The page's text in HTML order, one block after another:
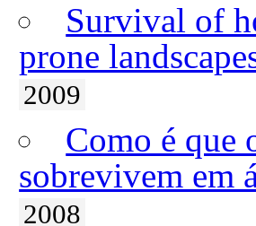
Survival of
prone
2009
Como é que
sobrevivem em
2008